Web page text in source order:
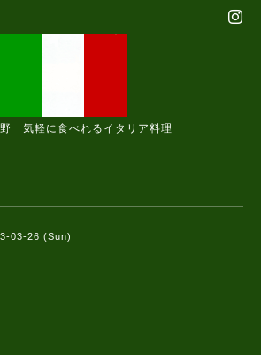
気軽に食べれるイタリア料理
03-26 (Sun)